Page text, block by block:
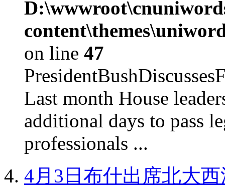
on line 47
Last month House
additional days to pass
professionals ...
4月3日布什出席北大